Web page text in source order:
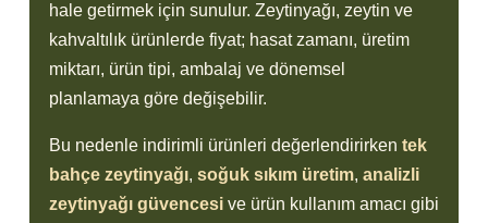
hale getirmek için sunulur. Zeytinyağı, zeytin ve
kahvaltılık ürünlerde fiyat; hasat zamanı, üretim
miktarı, ürün tipi, ambalaj ve dönemsel
planlamaya göre değişebilir.
Bu nedenle indirimli ürünleri değerlendirirken tek
bahçe zeytinyağı, soğuk sıkım üretim, analizli
zeytinyağı güvencesi ve ürün kullanım amacı gibi